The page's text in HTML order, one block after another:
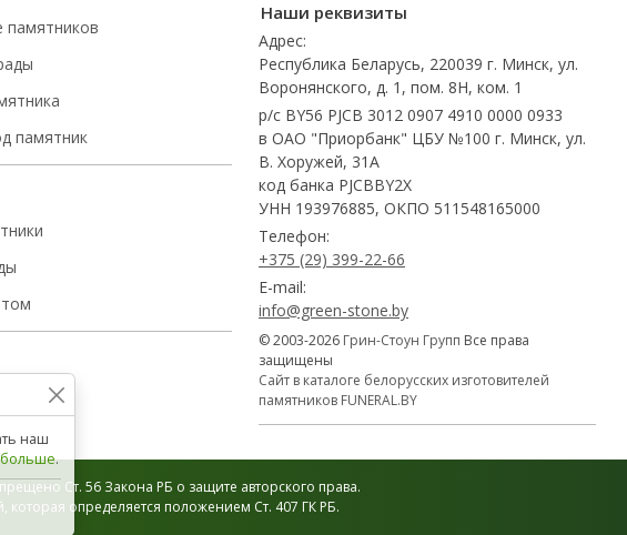
памятников
памятник
Наши реквизиты
Адрес:
Республика Беларусь, 220039 г. Минск, ул.
Воронянского, д. 1, пом. 8Н, ком. 1
р/с BY56 PJCB 3012 0907 4910 0000 0933
в ОАО "Приорбанк" ЦБУ №100 г. Минск, ул.
В. Хоружей, 31А
код банка PJCBBY2X
УНН 193976885, ОКПО 511548165000
Телефон:
+375 (29) 399-22-66
E-mail:
info@green-stone.by
© 2003-2026 Грин-Стоун Групп Все права
защищены
Сайт в каталоге белорусских изготовителей
памятников FUNERAL.BY
Ст. 56 Закона РБ о защите авторского права.
определяется положением Ст. 407 ГК РБ.
наш
больше.